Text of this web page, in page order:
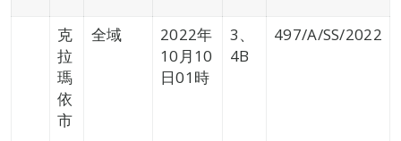
克
拉
瑪
依
市
全域
2022年
10月10
日01時
3、
4B
497/A/SS/2022